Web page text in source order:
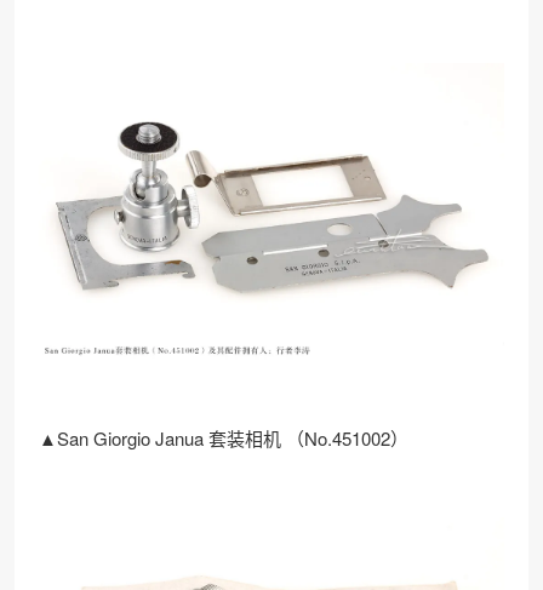
▲San Giorgio Janua 套装相机 （No.451002）